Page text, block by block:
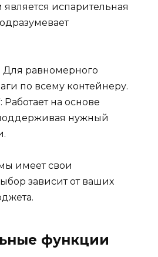
испарительная
Для равномерного
по всему контейнеру.
на основе
нужный
имеет свои
зависит от ваших
функции